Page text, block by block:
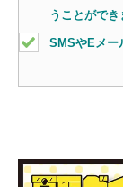
うことができ
SMSやEメー